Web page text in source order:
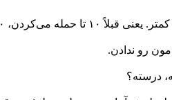
یعنی پیشرفت در مسیر شاخص‌های جهانی!
رو ندادن.
درسته؟